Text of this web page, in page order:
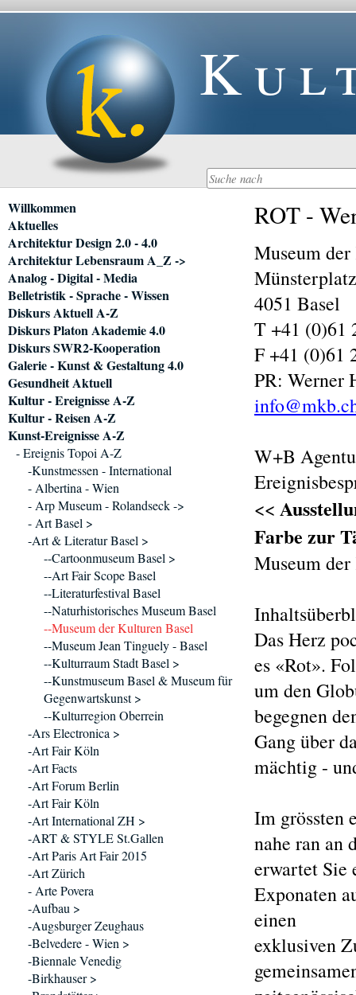
ROT -
Museum
4051 Basel
T +41 (0)61
F +41 (0)61
PR: Werner
W+B
<<
Farbe zur
Museum
Das Herz
es «Rot».
um den
begegnen
Gang über
mächtig -
Im grössten
nahe ran an
erwartet Sie
Exponaten
einen
exklusiven
Navigation
überspringen
Willkommen
Aktuelles
Architektur Design 2.0 - 4.0
Architektur Lebensraum A_Z ->
Analog - Digital - Media
Belletristik - Sprache - Wissen
Diskurs Aktuell A-Z
Diskurs Platon Akademie 4.0
Diskurs SWR2-Kooperation
Galerie - Kunst & Gestaltung 4.0
Gesundheit Aktuell
Kultur - Ereignisse A-Z
Kultur - Reisen A-Z
Kunst-Ereignisse A-Z
- Ereignis Topoi A-Z
-Kunstmessen - International
- Albertina - Wien
- Arp Museum - Rolandseck ->
- Art Basel >
-Art & Literatur Basel >
--Cartoonmuseum Basel >
--Art Fair Scope Basel
--Literaturfestival Basel
--Naturhistorisches Museum Basel
--Museum der Kulturen Basel
--Museum Jean Tinguely - Basel
--Kulturraum Stadt Basel >
--Kunstmuseum Basel & Museum für
Gegenwartskunst >
--Kulturregion Oberrein
-Ars Electronica >
-Art Fair Köln
-Art Facts
-Art Forum Berlin
-Art Fair Köln
-Art International ZH >
-ART & STYLE St.Gallen
-Art Paris Art Fair 2015
-Art Zürich
- Arte Povera
-Aufbau >
-Augsburger Zeughaus
-Belvedere - Wien >
-Biennale Venedig
-Birkhauser >